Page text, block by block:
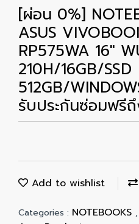
[ผ่อน 0%]
ASUS
RP575WA 16"
210H/16GB/SSD
512GB/
รับประกันซ่อมฟรี
Add to wishlist
Categories : NOTEBOOKS ,